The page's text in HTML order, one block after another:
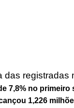
das
7,8% no primeiro
1,226